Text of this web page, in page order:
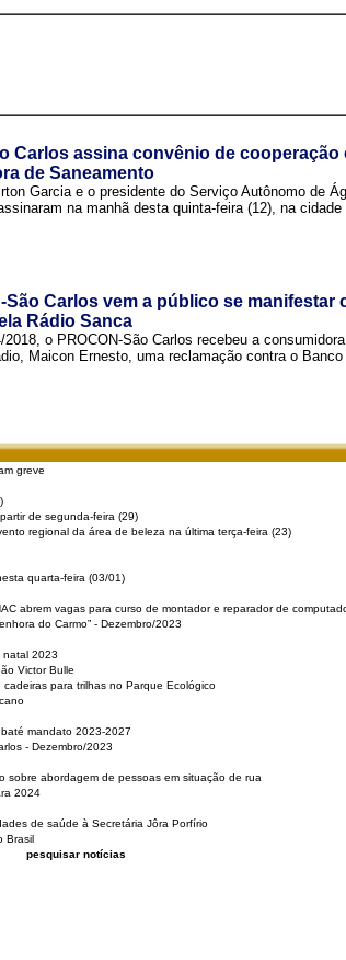
Carlos assina convênio de cooperação
de Saneamento
Garcia e o presidente do Serviço Autônomo de
na manhã desta quinta-feira (12), na
São Carlos vem a público se manifestar
Rádio Sanca
2018, o PROCON-São Carlos recebeu a
Maicon Ernesto, uma reclamação contra o
greve
de segunda-feira (29)
regional da área de beleza na última terça-feira (23)
quarta-feira (03/01)
abrem vagas para curso de montador e reparador de
do Carmo” - Dezembro/2023
natal 2023
Victor Bulle
para trilhas no Parque Ecológico
mandato 2023-2027
- Dezembro/2023
sobre abordagem de pessoas em situação de rua
2024
de saúde à Secretária Jôra Porfírio
Brasil
pesquisar notícias